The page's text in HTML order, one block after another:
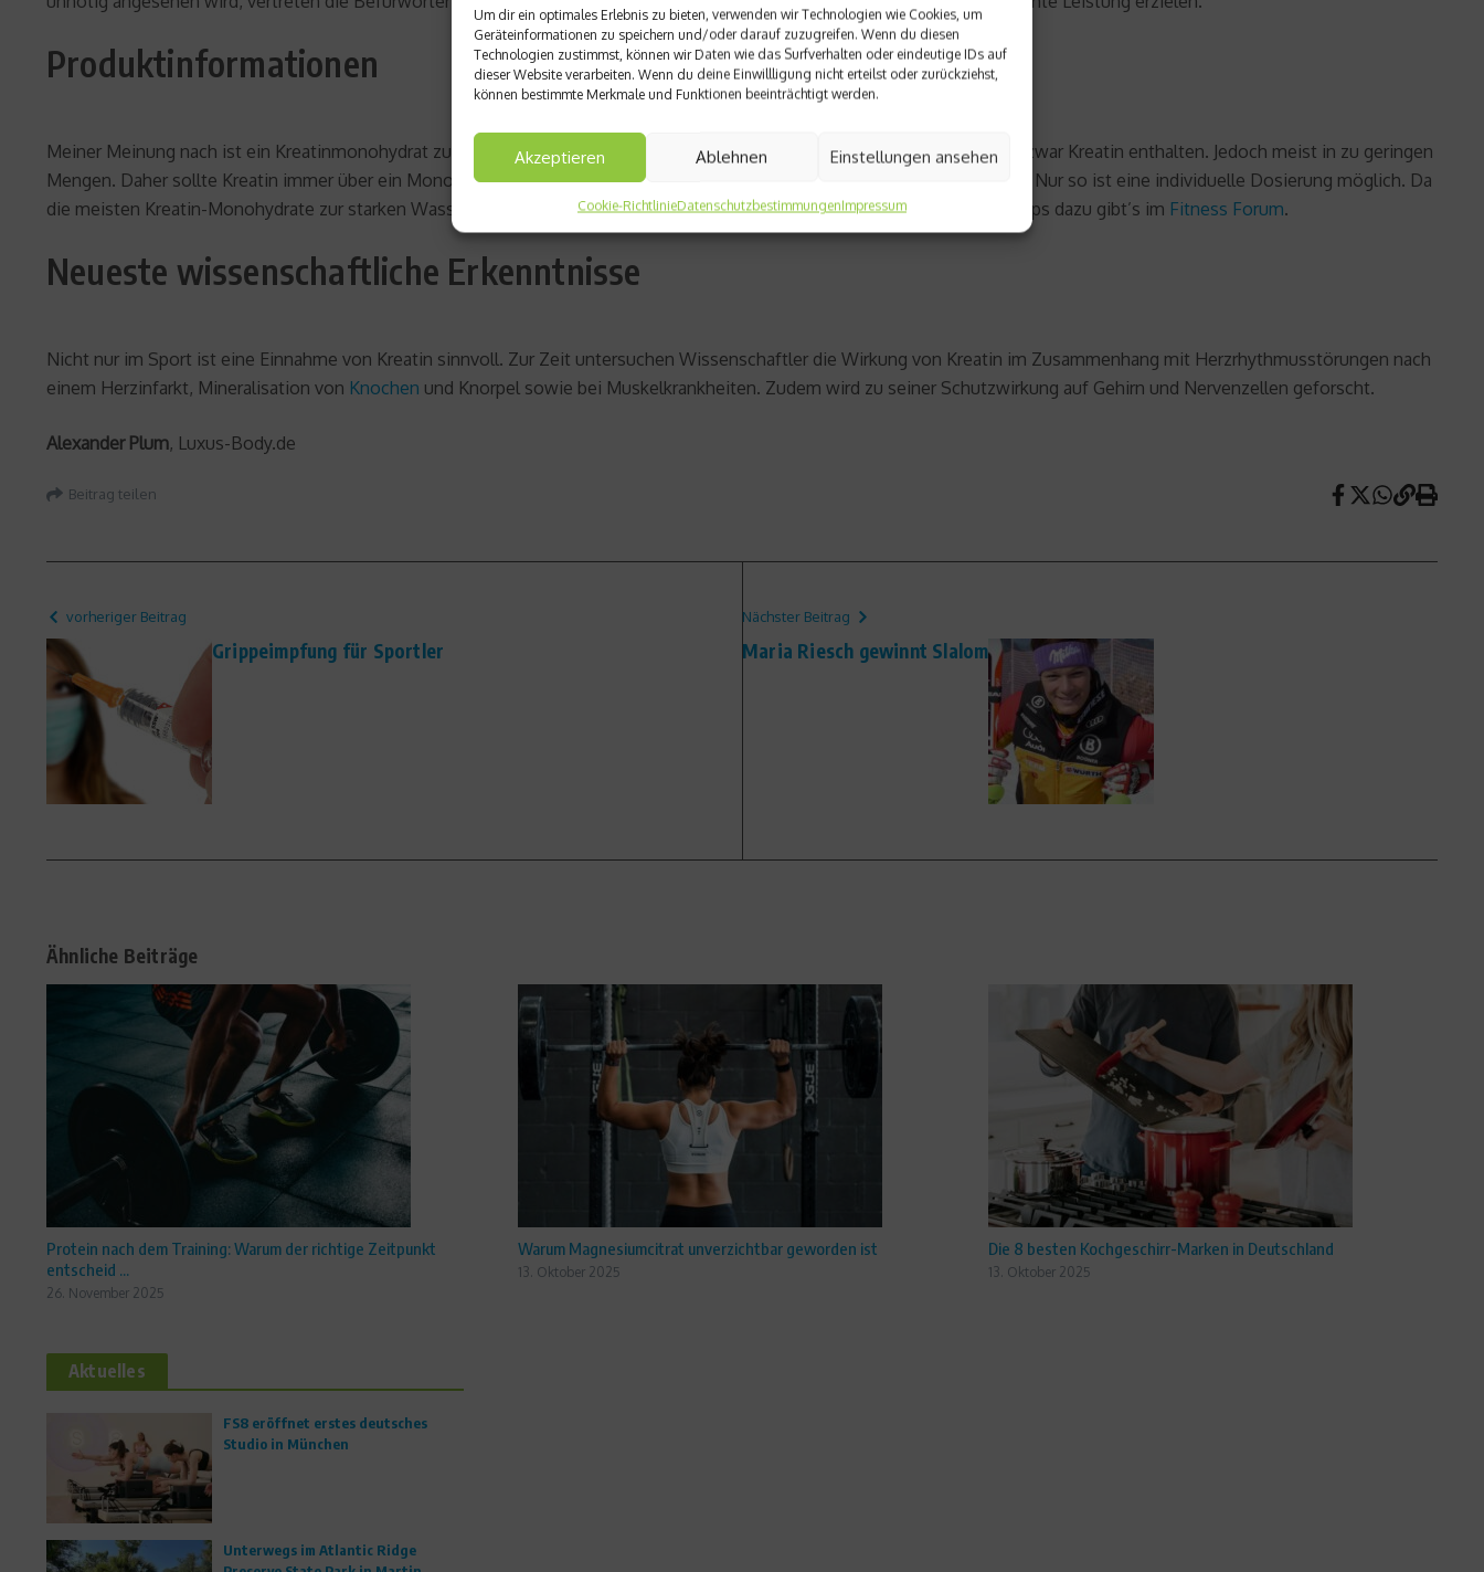
Um dir ein optimales Erlebnis zu bieten, verwenden wir Technologien wie Cookies, um
Geräteinformationen zu speichern und/oder darauf zuzugreifen. Wenn du diesen
Technologien zustimmst, können wir Daten wie das Surfverhalten oder eindeutige IDs auf
dieser Website verarbeiten. Wenn du deine Einwillligung nicht erteilst oder zurückziehst,
können bestimmte Merkmale und Funktionen beeinträchtigt werden.
Akzeptieren Ablehnen Einstellungen ansehen
Cookie-RichtlinieDatenschutzbestimmungenImpressum
Produktinformationen
Meiner Meinung nach ist ein Kreatinmonohydrat zu empfehlen. In vielen Nahrungsergänzungen ist dem Hersteller zu Folge zwar Kreatin enthalten. Jedoch meist in zu geringen
Mengen. Daher sollte Kreatin immer über ein Monohydrat separat zu anderen Nahrungsergänzungen eingenommen werden. Nur so ist eine individuelle Dosierung möglich. Da
die meisten Kreatin-Monohydrate zur starken Wassereinlagerung neigen, kann man andere Arten von Kreatinen nehmen. Tipps dazu gibt’s im Fitness Forum.
Neueste wissenschaftliche Erkenntnisse
Nicht nur im Sport ist eine Einnahme von Kreatin sinnvoll. Zur Zeit untersuchen Wissenschaftler die Wirkung von Kreatin im Zusammenhang mit Herzrhythmusstörungen nach
einem Herzinfarkt, Mineralisation von Knochen und Knorpel sowie bei Muskelkrankheiten. Zudem wird zu seiner Schutzwirkung auf Gehirn und Nervenzellen geforscht.
Alexander Plum, Luxus-Body.de
Beitrag teilen
vorheriger Beitrag
Grippeimpfung für Sportler
Nächster Beitrag
Maria Riesch gewinnt Slalom
Ähnliche Beiträge
Protein nach dem Training: Warum der richtige Zeitpunkt
entscheid ...
26. November 2025
Warum Magnesiumcitrat unverzichtbar geworden ist
13. Oktober 2025
Die 8 besten Kochgeschirr-Marken in Deutschland
13. Oktober 2025
Aktuelles
FS8 eröffnet erstes deutsches
Studio in München
Unterwegs im Atlantic Ridge